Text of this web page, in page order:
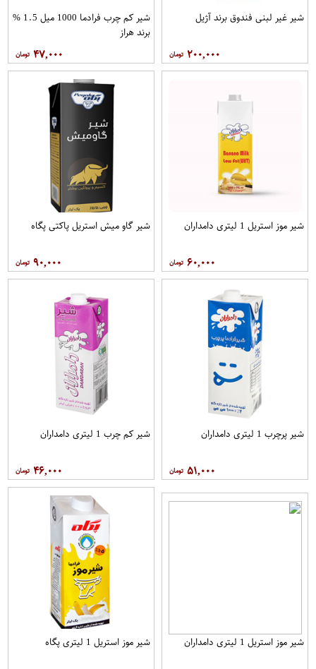
شیر غیر لبنی فندوق برند آژیل
۲۰۰,۰۰۰
شیر کم چرب فرادما 1000 میل 1.5 %
برند هراز
۴۷,۰۰۰
شیر موز استریل 1 لیتری دامداران
۶۰,۰۰۰
شیر گاو میش استریل پاکتی پگاه
۹۰,۰۰۰
شیر پرچرب 1 لیتری دامداران
۵۱,۰۰۰
شیر کم چرب 1 لیتری دامداران
۴۶,۰۰۰
شیر موز استریل 1 لیتری دامداران شیر موز استریل 1 لیتری پگاه